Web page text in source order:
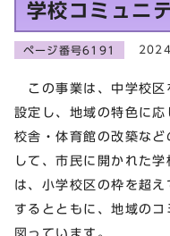
学校コミュニ
ページ番号6191
この事業は、中学校区
設定し、地域の特色に
校舎・体育館の改築な
して、市民に開かれた
は、小学校区の枠を超
するとともに、地域の
図っています。